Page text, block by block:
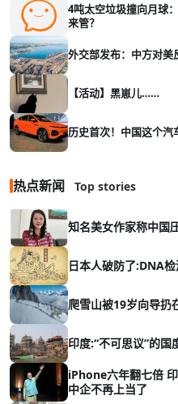
4吨太空垃圾撞向月球
来管？
外交部发布：中方对美
【活动】黑崽儿……
历史首次！中国这个汽
热点新闻 Top stories
知名美女作家称中国
日本人破防了:DNA
爬雪山被19岁向导扔
印度:“不可思议”的国
iPhone六年翻七倍
中企不再上当了